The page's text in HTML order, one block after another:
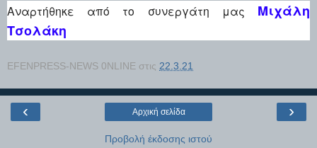
Αναρτήθηκε από το συνεργάτη μας Μιχάλη
Τσολάκη
EFENPRESS-NEWS 0NLINE στις 22.3.21
‹ ›
Αρχική σελίδα
Προβολή έκδοσης ιστού